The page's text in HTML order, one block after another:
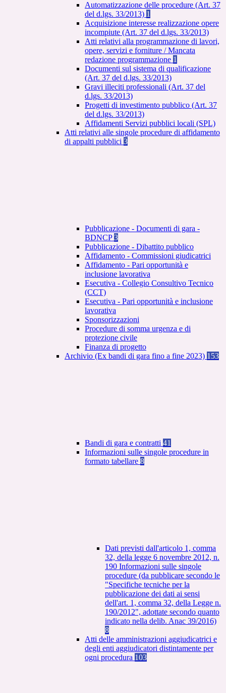
Automatizzazione delle procedure (Art. 37
del d.lgs. 33/2013) 1
Acquisizione interesse realizzazione opere
incompiute (Art. 37 del d.lgs. 33/2013)
Atti relativi alla programmazione di lavori,
opere, servizi e forniture / Mancata
redazione programmazione 1
Documenti sul sistema di qualificazione
(Art. 37 del d.lgs. 33/2013)
Gravi illeciti professionali (Art. 37 del
d.lgs. 33/2013)
Progetti di investimento pubblico (Art. 37
del d.lgs. 33/2013)
Affidamenti Servizi pubblici locali (SPL)
Atti relativi alle singole procedure di affidamento
di appalti pubblici 3
Pubblicazione - Documenti di gara -
BDNCP3
Pubblicazione - Dibattito pubblico
Affidamento - Commissioni giudicatrici
Affidamento - Pari opportunità e
inclusione lavorativa
Esecutiva - Collegio Consultivo Tecnico
(CCT)
Esecutiva - Pari opportunità e inclusione
lavorativa
Sponsorizzazioni
Procedure di somma urgenza e di
protezione civile
Finanza di progetto
Archivio (Ex bandi di gara fino a fine 2023) 153
Bandi di gara e contratti 41
Informazioni sulle singole procedure in
formato tabellare 8
Dati previsti dall'articolo 1, comma
32, della legge 6 novembre 2012, n.
190 Informazioni sulle singole
procedure (da pubblicare secondo le
"Specifiche tecniche per la
pubblicazione dei dati ai sensi
dell'art. 1, comma 32, della Legge n.
190/2012", adottate secondo quanto
indicato nella delib. Anac 39/2016)
8
Atti delle amministrazioni aggiudicatrici e
degli enti aggiudicatori distintamente per
ogni procedura 103